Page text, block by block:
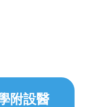
附設醫